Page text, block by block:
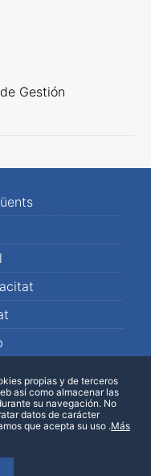
Gestión
propias y de terceros
así como almacenar las
su navegación. No
datos de carácter
que acepta su uso .Más